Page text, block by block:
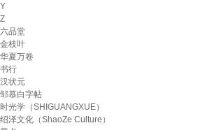
Y
Z
六品堂
金枝叶
华夏万卷
书行
汉状元
邹慕白字帖
时光学（SHIGUANGXUE）
绍泽文化（ShaoZe Culture）